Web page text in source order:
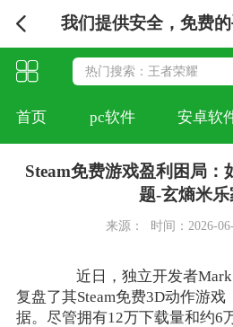
我们提供安全，免费
首页 pc软件 安卓软
Steam免费游戏盈利困局：
题-玄熵米乐
来源： 时间：2026-
近日，独立开发者Mark
复盘了其Steam免费3D动作游戏
据。尽管拥有12万下载量和约6